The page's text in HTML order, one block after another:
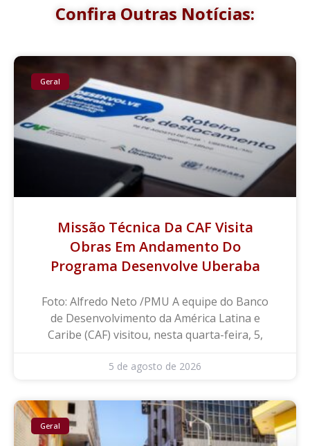
Confira Outras Notícias:
Geral
Missão Técnica Da CAF Visita
Obras Em Andamento Do
Programa Desenvolve Uberaba
Foto: Alfredo Neto /PMU A equipe do Banco
de Desenvolvimento da América Latina e
Caribe (CAF) visitou, nesta quarta-feira, 5,
5 de agosto de 2026
Geral